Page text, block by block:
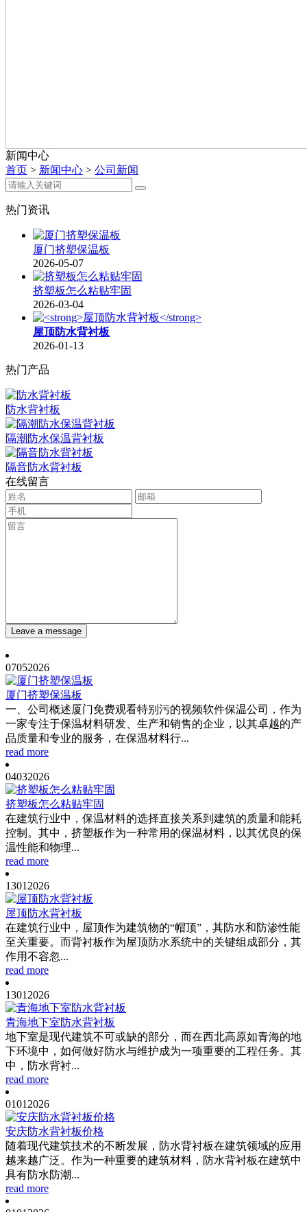
新闻中心
首页 > 新闻中心 > 公司新闻
热门资讯
厦门挤塑保温板
2026-05-07
挤塑板怎么粘贴牢固
2026-03-04
屋顶防水背衬板
2026-01-13
热门产品
防水背衬板
隔潮防水保温背衬板
隔音防水背衬板
在线留言
Leave a message
07052026
厦门挤塑保温板
一、公司概述厦门免费观看特别污的视频软件保温公司，作为
一家专注于保温材料研发、生产和销售的企业，以其卓越的产
品质量和专业的服务，在保温材料行...
read more
04032026
挤塑板怎么粘贴牢固
在建筑行业中，保温材料的选择直接关系到建筑的质量和能耗
控制。其中，挤塑板作为一种常用的保温材料，以其优良的保
温性能和物理...
read more
1301 2026
屋顶防水背衬板
在建筑行业中，屋顶作为建筑物的“帽顶”，其防水和防渗性能
至关重要。而背衬板作为屋顶防水系统中的关键组成部分，其
作用不容忽...
read more
1301 2026
青海地下室防水背衬板
地下室是现代建筑不可或缺的部分，而在西北高原如青海的地
下环境中，如何做好防水与维护成为一项重要的工程任务。其
中，防水背衬...
read more
0101 2026
安庆防水背衬板价格
随着现代建筑技术的不断发展，防水背衬板在建筑领域的应用
越来越广泛。作为一种重要的建筑材料，防水背衬板在建筑中
具有防水防潮...
read more